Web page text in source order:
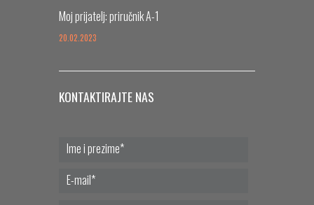
Moj prijatelj: priručnik A-1
20.02.2023
KONTAKTIRAJTE NAS